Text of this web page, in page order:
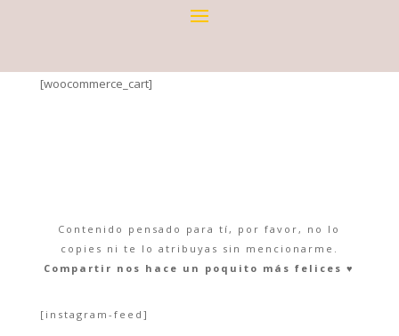
[woocommerce_cart]
Contenido pensado para tí, por favor, no lo
copies ni te lo atribuyas sin mencionarme.
Compartir nos hace un poquito más felices ♥︎
[instagram-feed]